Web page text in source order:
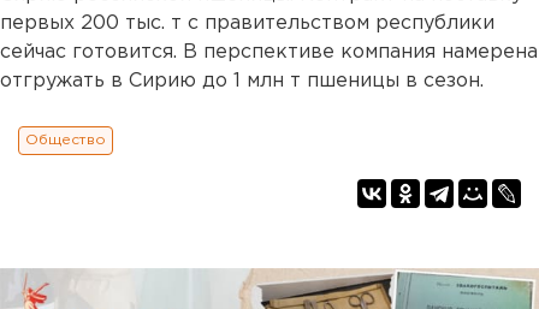
первых 200 тыс. т с правительством республики
сейчас готовится. В перспективе компания намерена
отгружать в Сирию до 1 млн т пшеницы в сезон.
Общество